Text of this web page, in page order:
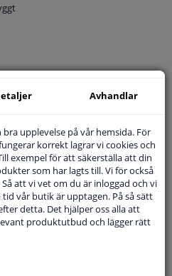
81 232
Hitta rätt bildelar.
ellerVälj din bil .
Avhandlar
upplevelse på vår hemsida. För
korrekt lagrar vi cookies och
exempel för att säkerställa att din
som har lagts till. Vi för också
att vi vet om du är inloggad och vi
vår butik är upptagen. På så sätt
detta. Det hjälper oss alla att
produktutbud och lägger rätt